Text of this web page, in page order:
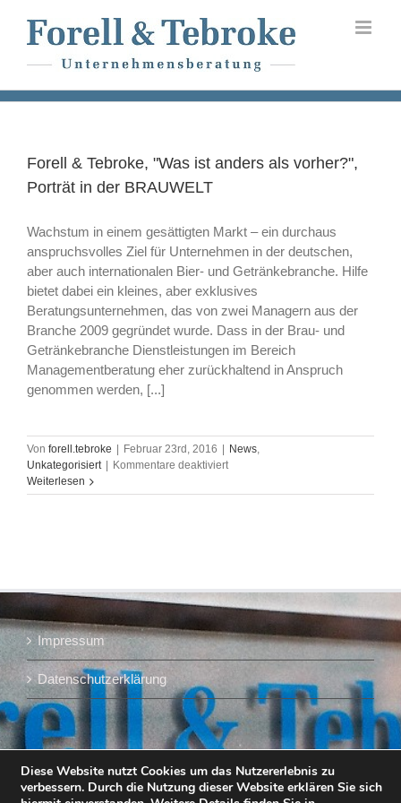
content
Forell & Tebroke, "Was ist anders als vorher?",
Porträt in der BRAUWELT
Wachstum in einem gesättigten Markt – ein durchaus
anspruchsvolles Ziel für Unternehmen in der deutschen,
aber auch internationalen Bier- und Getränkebranche. Hilfe
bietet dabei ein kleines, aber exklusives
Beratungsunternehmen, das von zwei Managern aus der
Branche 2009 gegründet wurde. Dass in der Brau- und
Getränkebranche Dienstleistungen im Bereich
Managementberatung eher zurückhaltend in Anspruch
genommen werden, [...]
Von forell.tebroke Februar 23rd, 2016 News,
Unkategorisiert
Kommentare deaktiviertfür
&
vorher?",
Porträt
der
BRAUWELT
Weiterlesen
Impressum
Datenschutzerklärung
Diese Website nutzt Cookies um das Nutzererlebnis zu
verbessern. Durch die Nutzung dieser Website erklären Sie sich